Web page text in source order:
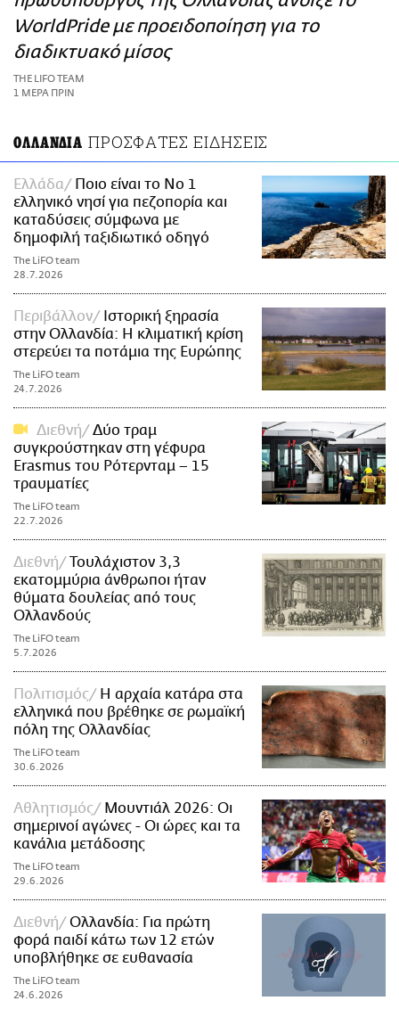
ΑΜΠΑ
PRINT
WorldPride με προειδοποίηση για το
διαδικτυακό μίσος
THE LIFO TEAM
1 ΜΕΡΑ ΠΡΙΝ
ΟΛΛΑΝΔΙΑ ΠΡΟΣΦΑΤΕΣ ΕΙΔΗΣΕΙΣ
Ελλάδα
Ποιο είναι το Νο 1
ελληνικό νησί για πεζοπορία και
καταδύσεις σύμφωνα με
δημοφιλή ταξιδιωτικό οδηγό
The LiFO team
28.7.2026
Περιβάλλον
Ιστορική ξηρασία
στην Ολλανδία: Η κλιματική κρίση
στερεύει τα ποτάμια της Ευρώπης
The LiFO team
24.7.2026
Διεθνή
Δύο τραμ
συγκρούστηκαν στη γέφυρα
Erasmus του Ρότερνταμ – 15
τραυματίες
The LiFO team
22.7.2026
Διεθνή
Τουλάχιστον 3,3
εκατομμύρια άνθρωποι ήταν
θύματα δουλείας από τους
Ολλανδούς
The LiFO team
5.7.2026
Πολιτισμός
Η αρχαία κατάρα στα
ελληνικά που βρέθηκε σε ρωμαϊκή
πόλη της Ολλανδίας
The LiFO team
30.6.2026
Αθλητισμός
Μουντιάλ 2026: Οι
σημερινοί αγώνες - Οι ώρες και τα
κανάλια μετάδοσης
The LiFO team
29.6.2026
Διεθνή
Ολλανδία: Για πρώτη
φορά παιδί κάτω των 12 ετών
υποβλήθηκε σε ευθανασία
The LiFO team
24.6.2026